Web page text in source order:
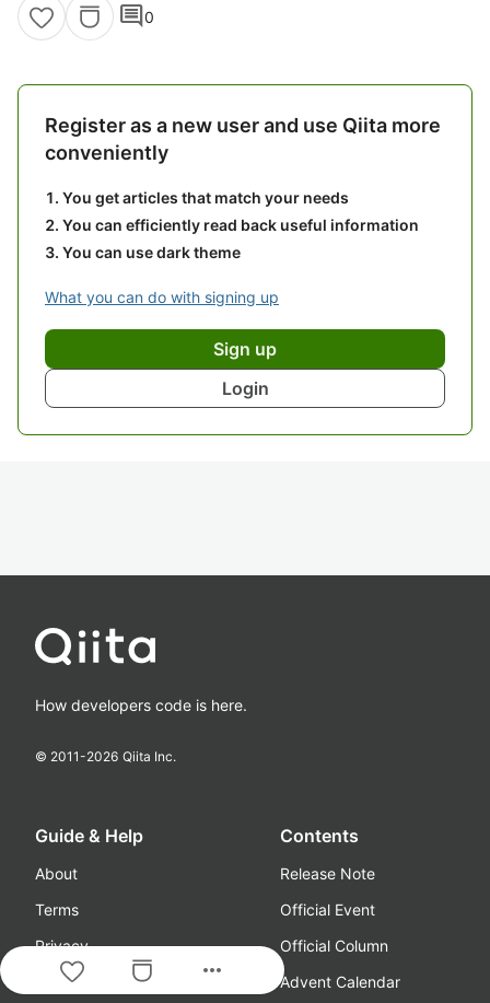
comment0
Register as a new user and use Qiita more
conveniently
You get articles that match your needs
You can efficiently read back useful information
You can use dark theme
What you can do with signing up
Sign up
Login
more_horiz
How developers code is here.
© 2011-2026 Qiita Inc.
Guide & Help
About
Terms
Privacy
Guideline
Contents
Release Note
Official Event
Official Column
Advent Calendar